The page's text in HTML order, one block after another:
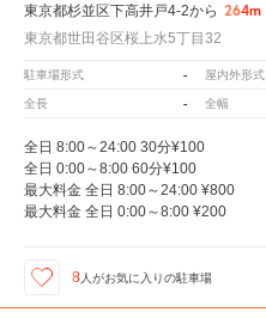
東京都杉並区下高井戸4-2から 264m
東京都世田谷区桜上水5丁目32
駐車場形式 - 屋内外形式
全長 - 全幅
全日 8:00～24:00 30分¥100
全日 0:00～8:00 60分¥100
最大料金 全日 8:00～24:00 ¥800
最大料金 全日 0:00～8:00 ¥200
8人がお気に入りの駐車場